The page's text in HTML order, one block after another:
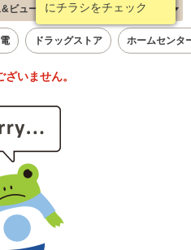
にチラシをチェック
ューティ・フィットネス 新着順
ドラッグストア ホームセンタ
いません。